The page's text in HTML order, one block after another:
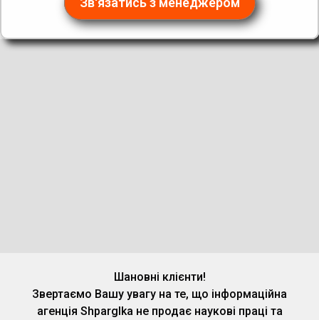
Шановні клієнти!
Звертаємо Вашу увагу на те, що інформаційна
агенція Shparglka не продає наукові праці та